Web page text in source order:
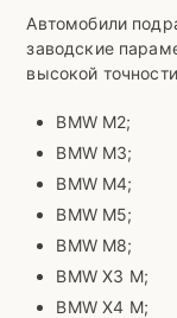
Автомобили
заводские
высокой
BMW M2;
BMW M3;
BMW M4;
BMW M5;
BMW M8;
BMW X3 M;
BMW X4 M;